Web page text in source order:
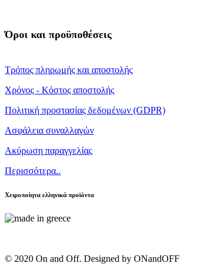
Όροι και προϋποθέσεις
Τρόπος πληρωμής και αποστολής
Χρόνος - Κόστος αποστολής
Πολιτική προστασίας δεδομένων (GDPR)
Ασφάλεια συναλλαγών
Ακύρωση παραγγελίας
Περισσότερα..
Χειροποίητα ελληνικά προϊόντα
© 2020 On and Off. Designed by ONandOFF